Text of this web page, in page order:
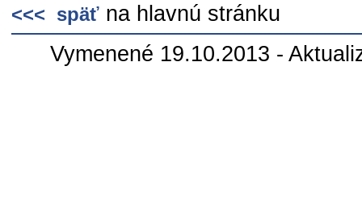
<<< späť na hlavnú stránku
Vymenené 19.10.2013 -